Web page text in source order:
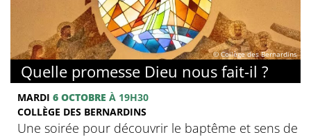
© Collège des Bernardins
Quelle promesse Dieu nous fait-il ?
MARDI 6 OCTOBRE À 19H30
COLLÈGE DES BERNARDINS
Une soirée pour découvrir le baptême et sens de